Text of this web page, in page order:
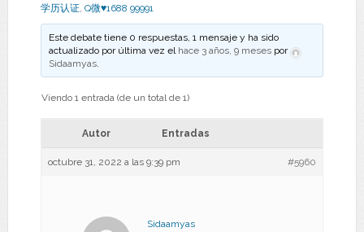
学历认证, Q微♥1688 99991
Este debate tiene 0 respuestas, 1 mensaje y ha sido
actualizado por última vez el hace 3 años, 9 meses por
Sidaamyas.
Viendo 1 entrada (de un total de 1)
Autor Entradas
octubre 31, 2022 a las 9:39 pm #5960
Sidaamyas